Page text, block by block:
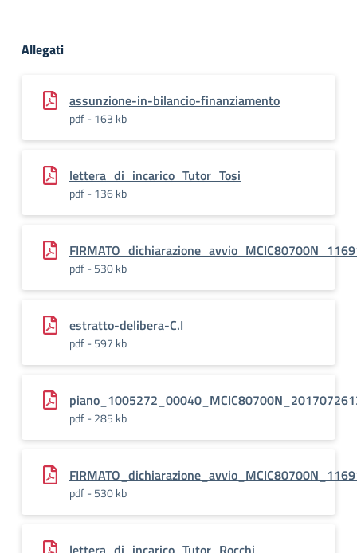
Allegati
assunzione-in-bilancio-finanziamento
pdf - 163 kb
lettera_di_incarico_Tutor_Tosi
pdf - 136 kb
pdf - 530 kb
estratto-delibera-C.I
pdf - 597 kb
pdf - 285 kb
pdf - 530 kb